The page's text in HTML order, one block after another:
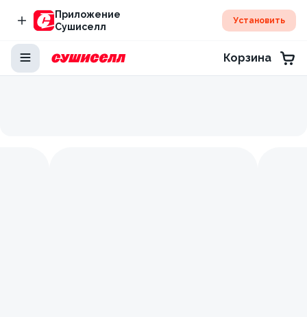
Приложение
Сушиселл
Установить
Корзина